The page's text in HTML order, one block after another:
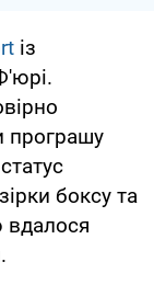
із
програшу
боксу та
вдалося